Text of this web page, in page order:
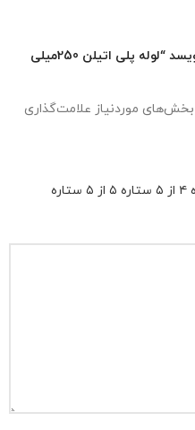
اولین کسی باشید که دیدگاهی می نویسد “لوله پلی اتیلن 250میلی
بخش‌های موردنیاز علامت‌گذاری
۴ از ۵ ستاره ۵ از ۵ ستاره